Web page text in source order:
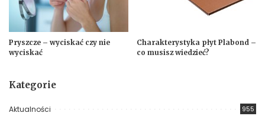
Pryszcze – wyciskać czy nie
wyciskać
Charakterystyka płyt Plabond –
co musisz wiedzieć?
Kategorie
Aktualności 955